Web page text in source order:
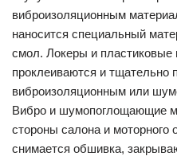
виброизоляционным
наносится специальный
смол. Локеры и пластиковые
проклеиваются и тщательно
виброизоляционным или
Вибро и шумопоглощающие
стороны салона и моторного
снимается обшивка,